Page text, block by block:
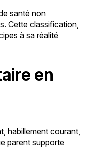
santé non
Cette classification,
à sa réalité
en
habillement courant,
parent supporte